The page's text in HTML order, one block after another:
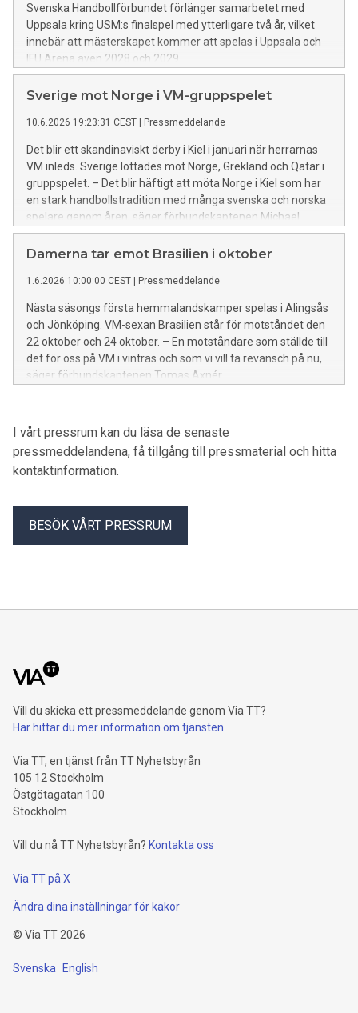
Svenska Handbollförbundet förlänger samarbetet med
Uppsala kring USM:s finalspel med ytterligare två år, vilket
innebär att mästerskapet kommer att spelas i Uppsala och
IFU Arena även 2028 och 2029.
Sverige mot Norge i VM-gruppspelet
10.6.2026 19:23:31 CEST | Pressmeddelande
Det blir ett skandinaviskt derby i Kiel i januari när herrarnas
VM inleds. Sverige lottades mot Norge, Grekland och Qatar i
gruppspelet. – Det blir häftigt att möta Norge i Kiel som har
en stark handbollstradition med många svenska och norska
spelare genom åren, säger förbundskaptenen Michael
Apelgren.
Damerna tar emot Brasilien i oktober
1.6.2026 10:00:00 CEST | Pressmeddelande
Nästa säsongs första hemmalandskamper spelas i Alingsås
och Jönköping. VM-sexan Brasilien står för motståndet den
22 oktober och 24 oktober. – En motståndare som ställde till
det för oss på VM i vintras och som vi vill ta revansch på nu,
säger förbundskaptenen Tomas Axnér.
I vårt pressrum kan du läsa de senaste
pressmeddelandena, få tillgång till pressmaterial och hitta
kontaktinformation.
BESÖK VÅRT PRESSRUM
Vill du skicka ett pressmeddelande genom Via TT?
Här hittar du mer information om tjänsten
Via TT, en tjänst från TT Nyhetsbyrån
105 12 Stockholm
Östgötagatan 100
Stockholm
Vill du nå TT Nyhetsbyrån? Kontakta oss
Via TT på X
Ändra dina inställningar för kakor
© Via TT 2026
Svenska English